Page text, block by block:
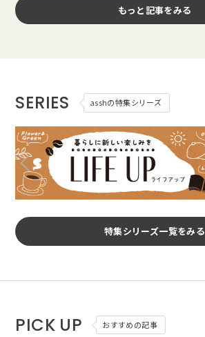
もっと記事をみる
SERIES asshの特集シリーズ
特集シリーズ一覧をみる
PICK UP おすすめの記事